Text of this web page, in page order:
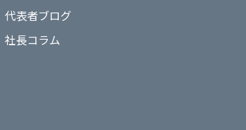
代表者ブログ
社長コラム